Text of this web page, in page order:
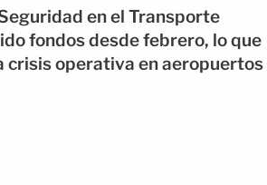
en el Transporte
fondos desde febrero, lo que
crisis operativa en aeropuertos